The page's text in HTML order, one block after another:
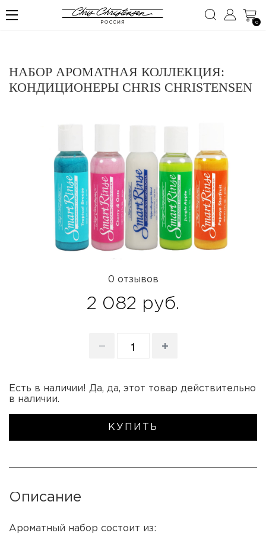
0
НАБОР АРОМАТНАЯ КОЛЛЕКЦИЯ:
КОНДИЦИОНЕРЫ CHRIS CHRISTENSEN
0 отзывов
2 082 руб.
Есть в наличии! Да, да, этот товар действительно
в наличии.
КУПИТЬ
Описание
Ароматный набор состоит из: